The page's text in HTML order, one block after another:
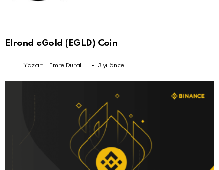
Elrond eGold (EGLD) Coin
Yazar: Emre Duralı 3 yıl önce